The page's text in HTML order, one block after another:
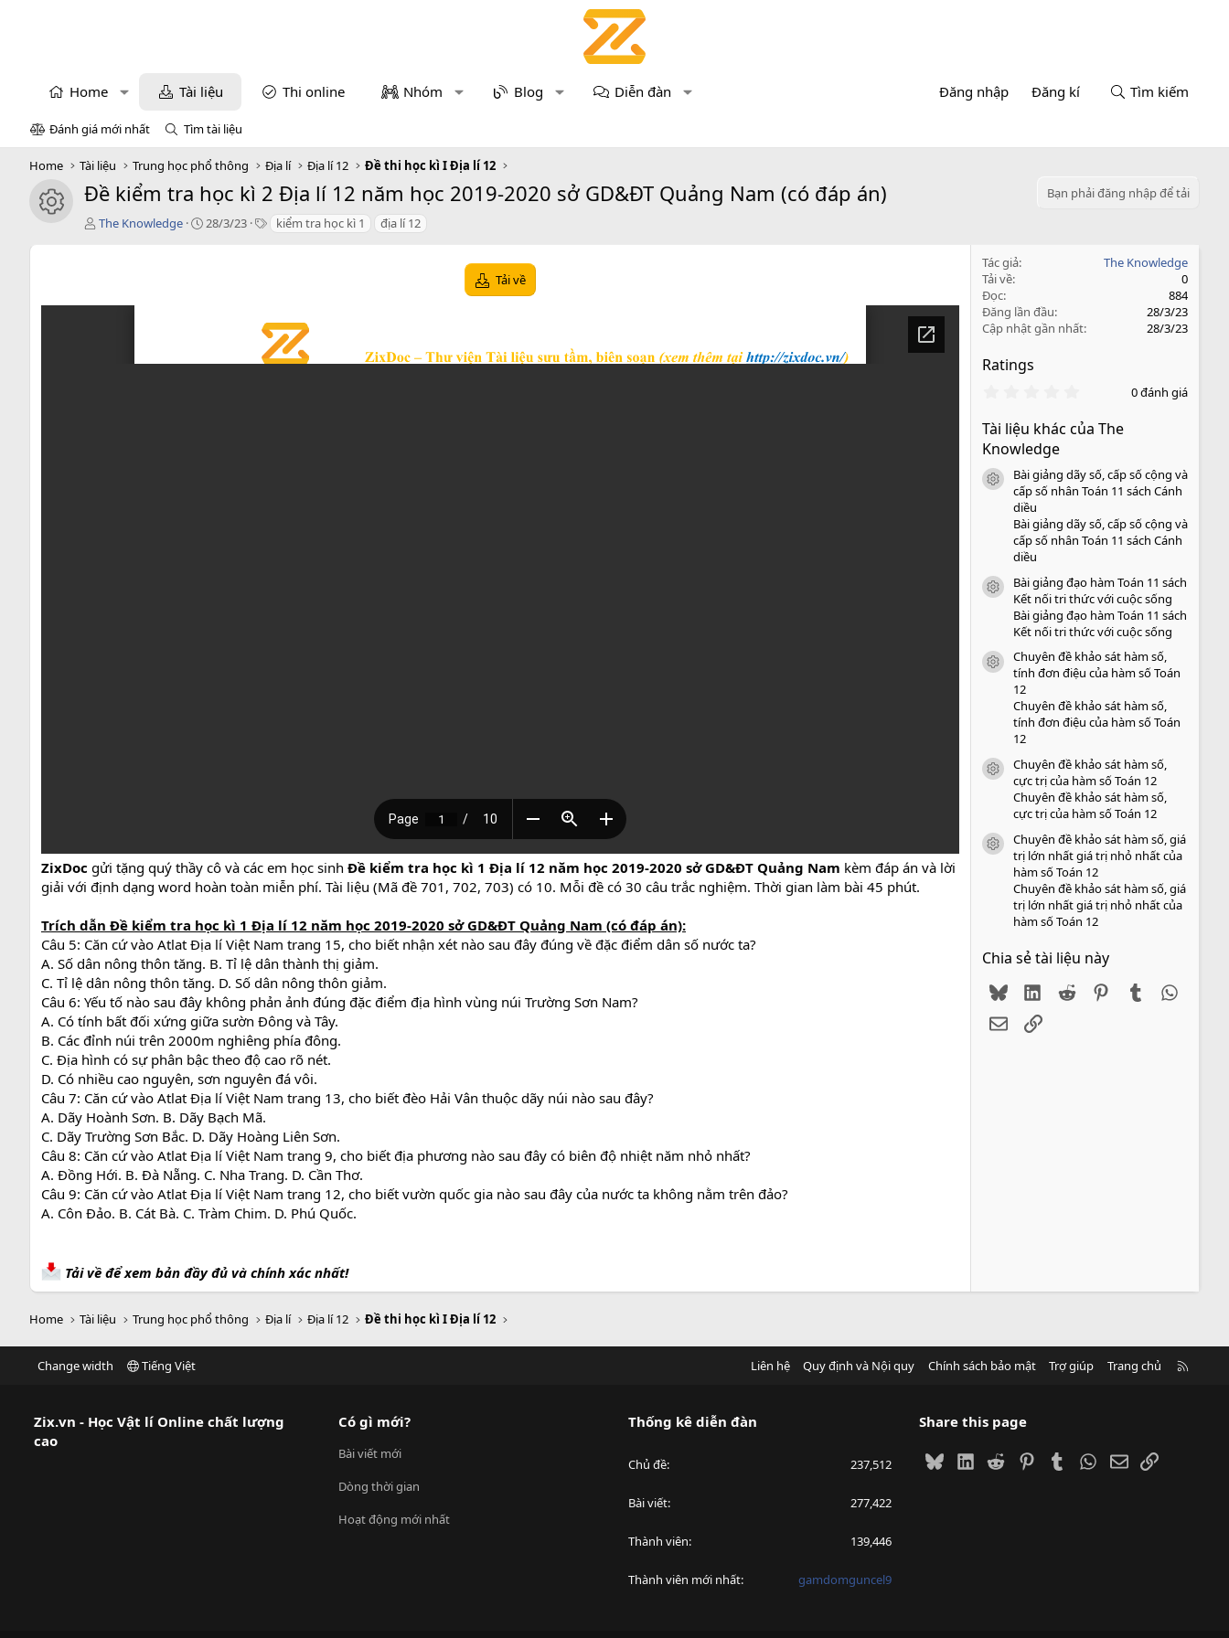
Home Tài liệu Thi online Nhóm Blog Diễn đàn Đăng nhập Đăng kí Tìm kiếm
Đánh giá mới nhất Tìm tài liệu
Home Tài liệu Trung học phổ thông Địa lí Địa lí 12 Đề thi học kì I Địa lí 12
icon tài liệu
Đề kiểm tra học kì 2 Địa lí 12 năm học 2019-2020 sở GD&ĐT Quảng Nam (có đáp án)
Bạn phải đăng nhập để tải
T
ả
The Knowledge
C
28/3/23
T kiểm tra học kì 1 địa lí 12
Tải về
ZixDoc gửi tặng quý thầy cô và các em học sinh Đề kiểm tra học kì 1 Địa lí 12 năm học 2019-2020 sở GD&ĐT Quảng Nam kèm đáp án và lời
giải với định dạng word hoàn toàn miễn phí. Tài liệu (Mã đề 701, 702, 703) có 10. Mỗi đề có 30 câu trắc nghiệm. Thời gian làm bài 45 phút.
Trích dẫn Đề kiểm tra học kì 1 Địa lí 12 năm học 2019-2020 sở GD&ĐT Quảng Nam (có đáp án):
Câu 5: Căn cứ vào Atlat Địa lí Việt Nam trang 15, cho biết nhận xét nào sau đây đúng về đặc điểm dân số nước ta?
A. Số dân nông thôn tăng. B. Tỉ lệ dân thành thị giảm.
C. Tỉ lệ dân nông thôn tăng. D. Số dân nông thôn giảm.
Câu 6: Yếu tố nào sau đây không phản ảnh đúng đặc điểm địa hình vùng núi Trường Sơn Nam?
A. Có tính bất đối xứng giữa sườn Đông và Tây.
B. Các đỉnh núi trên 2000m nghiêng phía đông.
C. Địa hình có sự phân bậc theo độ cao rõ nét.
D. Có nhiều cao nguyên, sơn nguyên đá vôi.
Câu 7: Căn cứ vào Atlat Địa lí Việt Nam trang 13, cho biết đèo Hải Vân thuộc dãy núi nào sau đây?
A. Dãy Hoành Sơn. B. Dãy Bạch Mã.
C. Dãy Trường Sơn Bắc. D. Dãy Hoàng Liên Sơn.
Câu 8: Căn cứ vào Atlat Địa lí Việt Nam trang 9, cho biết địa phương nào sau đây có biên độ nhiệt năm nhỏ nhất?
A. Đồng Hới. B. Đà Nẵng. C. Nha Trang. D. Cần Thơ.
Câu 9: Căn cứ vào Atlat Địa lí Việt Nam trang 12, cho biết vườn quốc gia nào sau đây của nước ta không nằm trên đảo?
A. Côn Đảo. B. Cát Bà. C. Tràm Chim. D. Phú Quốc.
Tải về để xem bản đầy đủ và chính xác nhất!
Tác giả
The Knowledge
Tải về
0
Đọc
884
Đăng lần đầu
28/3/23
Cập nhật gần nhất
28/3/23
Ratings
0
0
o
0 đánh giá
Tài liệu khác của The
Knowledge
icon tài liệu
Bài giảng dãy số, cấp số cộng và
cấp số nhân Toán 11 sách Cánh
diều
Bài giảng dãy số, cấp số cộng và
cấp số nhân Toán 11 sách Cánh
diều
icon tài liệu
Bài giảng đạo hàm Toán 11 sách
Kết nối tri thức với cuộc sống
Bài giảng đạo hàm Toán 11 sách
Kết nối tri thức với cuộc sống
icon tài liệu
Chuyên đề khảo sát hàm số,
tính đơn điệu của hàm số Toán
12
Chuyên đề khảo sát hàm số,
tính đơn điệu của hàm số Toán
12
icon tài liệu
Chuyên đề khảo sát hàm số,
cực trị của hàm số Toán 12
Chuyên đề khảo sát hàm số,
cực trị của hàm số Toán 12
icon tài liệu
Chuyên đề khảo sát hàm số, giá
trị lớn nhất giá trị nhỏ nhất của
hàm số Toán 12
Chuyên đề khảo sát hàm số, giá
trị lớn nhất giá trị nhỏ nhất của
hàm số Toán 12
Chia sẻ tài liệu này
BlueskyLinkedIn
Reddit PinterestTumblr
EmailLink
Home Tài liệu Trung học phổ thông Địa lí Địa lí 12 Đề thi học kì I Địa lí 12
Change width Tiếng Việt Liên hệ Quy định và Nội quy Chính sách bảo mật Trợ giúp Trang chủ
Zix.vn - Học Vật lí Online chất lượng
cao
Có gì mới?
Bài viết mới
Dòng thời gian
Hoạt động mới nhất
Thống kê diễn đàn
Chủ đề 237,512
Bài viết 277,422
Thành viên 139,446
Thành viên mới nhất gamdomguncel9
Share this page
BlueskyLinkedIn
Reddit PinterestTumblrWhatsApp
EmailLink